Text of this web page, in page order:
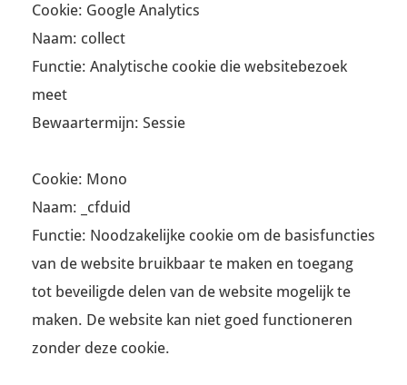
Cookie: Google Analytics
Naam: collect
Functie: Analytische cookie die websitebezoek
meet
Bewaartermijn: Sessie
Cookie: Mono
Naam: _cfduid
Functie: Noodzakelijke cookie om de basisfuncties
van de website bruikbaar te maken en toegang
tot beveiligde delen van de website mogelijk te
maken. De website kan niet goed functioneren
zonder deze cookie.